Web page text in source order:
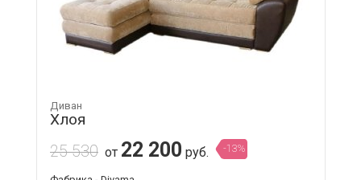
Диван
Хлоя
25 530 от 22 200 руб. -13%